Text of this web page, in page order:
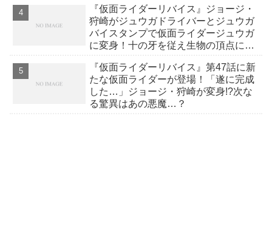
『仮面ライダーリバイス』ジョージ・
狩崎がジュウガドライバーとジュウガ
バイスタンプで仮面ライダージュウガ
に変身！十の牙を従え生物の頂点に君
『仮面ライダーリバイス』第47話に新
たな仮面ライダーが登場！「遂に完成
した…」ジョージ・狩崎が変身!?次な
る驚異はあの悪魔…？